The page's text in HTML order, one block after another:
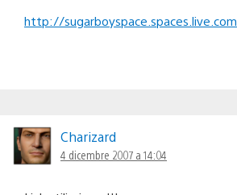
http://sugarboyspace.spaces.live.com
Charizard
4 dicembre 2007 a 14:04